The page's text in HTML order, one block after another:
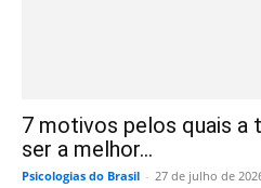
7 motivos pelos quais a
ser a melhor...
Psicologias do Brasil - 27 de julho de